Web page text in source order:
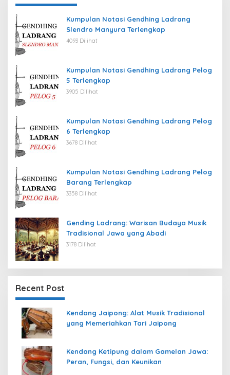
Kumpulan Notasi Gendhing Ladrang
Slendro Manyura Terlengkap
4093 Dilihat
Kumpulan Notasi Gendhing Ladrang Pelog
5 Terlengkap
3905 Dilihat
Kumpulan Notasi Gendhing Ladrang Pelog
6 Terlengkap
3678 Dilihat
Kumpulan Notasi Gendhing Ladrang Pelog
Barang Terlengkap
3358 Dilihat
Gending Ladrang: Warisan Budaya Musik
Tradisional Jawa yang Abadi
3178 Dilihat
Recent Post
Kendang Jaipong: Alat Musik Tradisional
yang Memeriahkan Tari Jaipong
Kendang Ketipung dalam Gamelan Jawa:
Peran, Fungsi, dan Keunikan